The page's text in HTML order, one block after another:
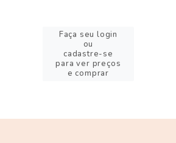
Faça seu login
ou
cadastre-se
para ver preços
e comprar